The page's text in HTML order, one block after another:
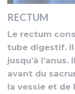
RECTUM
Le rectum
tube digestif.
jusqu’à
avant du
la vessie et de